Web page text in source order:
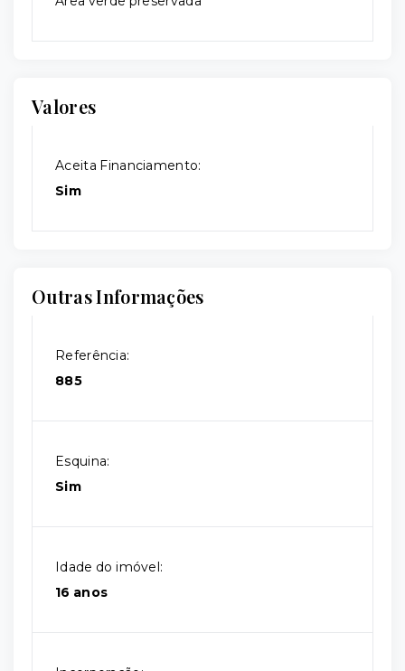
Valores
Aceita Financiamento:
Sim
Outras Informações
Referência:
885
Esquina:
Sim
Idade do imóvel:
16 anos